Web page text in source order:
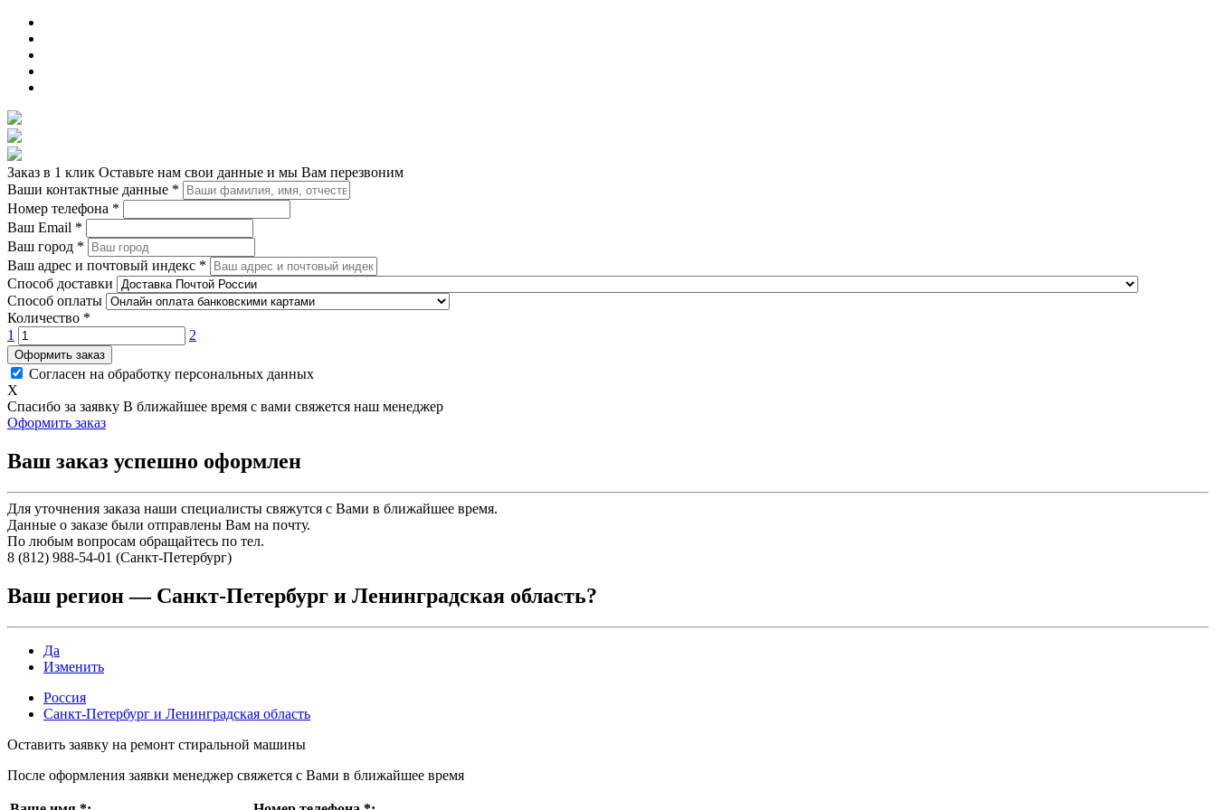
Заказ в 1 клик Оставьте нам свои данные и мы Вам перезвоним
Ваши контактные данные *
Номер телефона *
Ваш Email *
Ваш город *
Ваш адрес и почтовый индекс *
Способ доставки
Способ оплаты
Количество *
1
2
Оформить заказ
Согласен на обработку персональных данных
X
Спасибо за заявку В ближайшее время с вами свяжется наш менеджер
Оформить заказ
Ваш заказ успешно оформлен
Для уточнения заказа наши специалисты свяжутся с Вами в ближайшее время.
Данные о заказе были отправлены Вам на почту.
По любым вопросам обращайтесь по тел.
8 (812) 988-54-01 (Санкт-Петербург)
Ваш регион — Санкт-Петербург и Ленинградская область?
Да
Изменить
Россия
Санкт-Петербург и Ленинградская область
Оставить заявку на ремонт стиральной машины
После оформления заявки менеджер свяжется с Вами в ближайшее время